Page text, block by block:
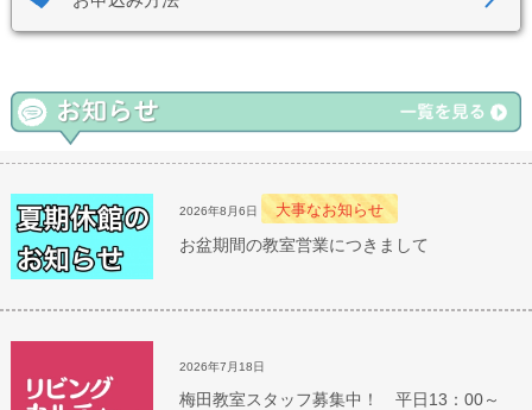
2026年8月6日 大事なお知らせ
お盆期間の教室営業につきまして
2026年7月18日
梅田教室スタッフ募集中！ 平日13：00～